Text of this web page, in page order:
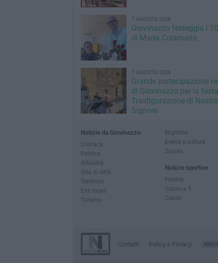
7 AGOSTO 2026
Giovinazzo festeggia i
di Maria Colamaria
7 AGOSTO 2026
Grande partecipazione
di Giovinazzo per la
Trasfigurazione di Nostro
Signore
Notizie da Giovinazzo
Cronaca
Politica
Attualità
Vita di città
Territorio
Enti locali
Turismo
Nightlife
Eventi e cultura
Scuola
Notizie sportive
Hockey
Calcio a 5
Calcio
Contatti Policy e Privacy